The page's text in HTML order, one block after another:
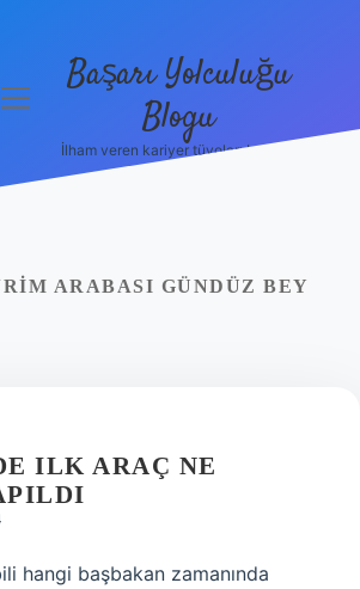
menüyüBaşarı Yolculuğu
Blogu
İlham veren kariyer tüyoları burada!
ARABASI GÜNDÜZ BEY
ILK ARAÇ NE
hangi başbakan zamanında